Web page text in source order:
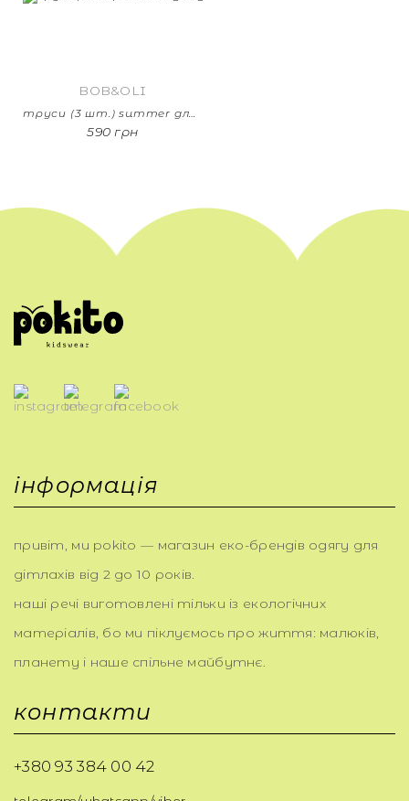
BOB&OLI
590 грн
інформація
привіт, ми pokito — магазин еко-брендів одягу для
дітлахів від 2 до 10 років.
наші речі виготовлені тільки із екологічних
матеріалів, бо ми піклуємось про життя: малюків,
планету і наше спільне майбутнє.
контакти
+380 93 384 00 42